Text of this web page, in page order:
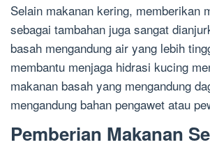
Selain makanan kering, memberikan
sebagai tambahan juga sangat
basah mengandung air yang lebih
membantu menjaga hidrasi kucing
makanan basah yang mengandung
mengandung bahan pengawet atau
Pemberian Makanan